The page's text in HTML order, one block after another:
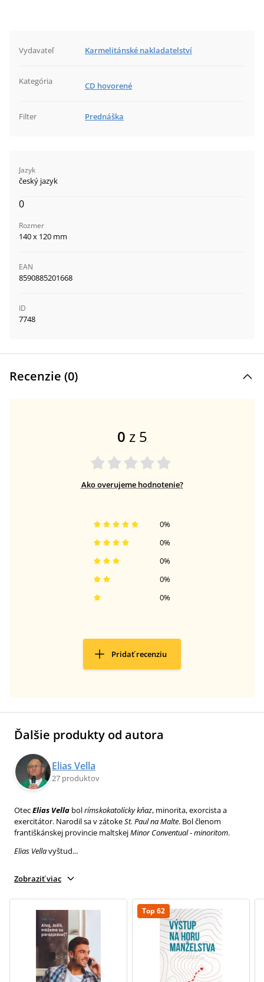
Vydavateľ Karmelitánské nakladatelství
Kategória CD hovorené
Filter Prednáška
Jazyk
český jazyk
0
Rozmer
140 x 120 mm
EAN
8590885201668
ID
7748
Recenzie (0)
0 z 5
Ako overujeme hodnotenie?
0%
0%
0%
0%
0%
Pridať recenziu
Ďalšie produkty od autora
Elias Vella
27 produktov
OtecElias Vella bolrímskokatolícky kňaz, minorita, exorcista a
exercitátor. Narodil sa v zátokeSt. Paulna Malte. Bol členom
františkánskej provincie maltskejMinor Conventual-minoritom.
Elias Vellavyštud...
Zobraziť viac
Top 62